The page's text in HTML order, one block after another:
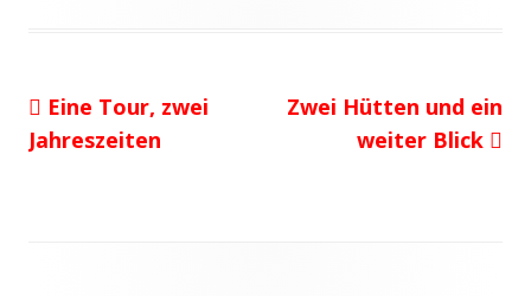
Beitragsnavigation
Vorheriger
Beitrag:
Eine Tour, zwei
Jahreszeiten
Nächster
Beitrag
Zwei Hütten und ein
weiter Blick